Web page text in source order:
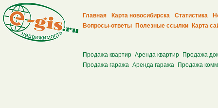
Главная Карта новосибирска Статистика
Вопросы-ответы
Полезные ссылки Карта
Продажа квартир Аренда квартир
Продажа
Продажа гаража Аренда гаража Продажа